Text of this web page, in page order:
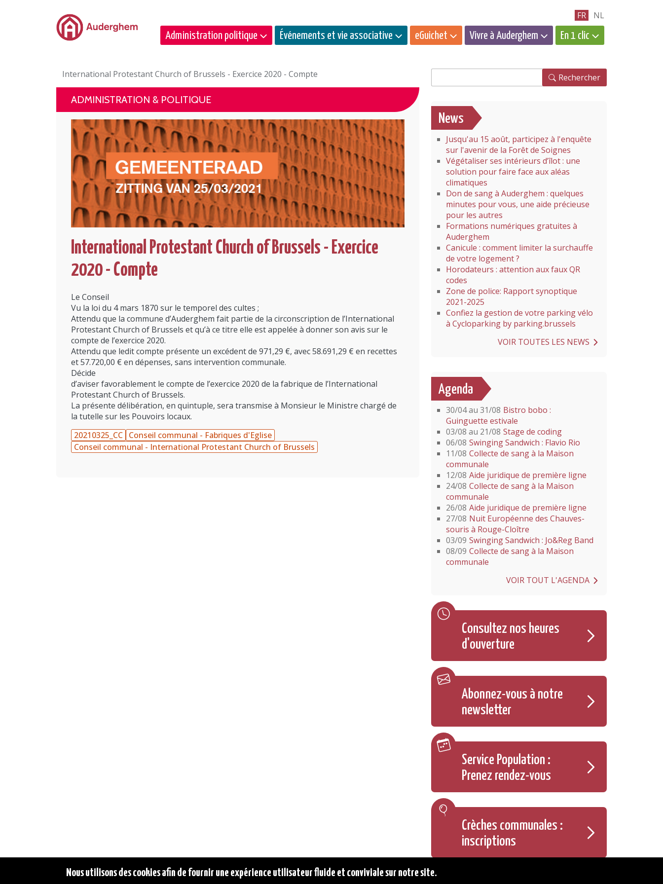
Passer au contenu principal FR NL
Administration politique Événements et vie associative eGuichet Vivre à Auderghem En 1 clic
International Protestant Church of Brussels - Exercice 2020 - Compte
ADMINISTRATION & POLITIQUE
International Protestant Church of Brussels - Exercice
2020 - Compte
Le Conseil
Vu la loi du 4 mars 1870 sur le temporel des cultes ;
Attendu que la commune d’Auderghem fait partie de la circonscription de l’International
Protestant Church of Brussels et qu’à ce titre elle est appelée à donner son avis sur le
compte de l’exercice 2020.
Attendu que ledit compte présente un excédent de 971,29 €, avec 58.691,29 € en recettes
et 57.720,00 € en dépenses, sans intervention communale.
Décide
d’aviser favorablement le compte de l’exercice 2020 de la fabrique de l’International
Protestant Church of Brussels.
La présente délibération, en quintuple, sera transmise à Monsieur le Ministre chargé de
la tutelle sur les Pouvoirs locaux.
20210325_CC Conseil communal - Fabriques d'Eglise
Conseil communal - International Protestant Church of Brussels
Rechercher
News
Jusqu'au 15 août, participez à l'enquête
sur l'avenir de la Forêt de Soignes
Végétaliser ses intérieurs d’îlot : une
solution pour faire face aux aléas
climatiques
Don de sang à Auderghem : quelques
minutes pour vous, une aide précieuse
pour les autres
Formations numériques gratuites à
Auderghem
Canicule : comment limiter la surchauffe
de votre logement ?
Horodateurs : attention aux faux QR
codes
Zone de police: Rapport synoptique
2021-2025
Confiez la gestion de votre parking vélo
à Cycloparking by parking.brussels
VOIR TOUTES LES NEWS
Agenda
30/04 au 31/08 Bistro bobo :
Guinguette estivale
03/08 au 21/08 Stage de coding
06/08 Swinging Sandwich : Flavio Rio
11/08 Collecte de sang à la Maison
communale
12/08 Aide juridique de première ligne
24/08 Collecte de sang à la Maison
communale
26/08 Aide juridique de première ligne
27/08 Nuit Européenne des Chauves-
souris à Rouge-Cloître
03/09 Swinging Sandwich : Jo&Reg Band
08/09 Collecte de sang à la Maison
communale
VOIR TOUT L'AGENDA
Consultez nos heures
d'ouverture
Abonnez-vous à notre
newsletter
Service Population :
Prenez rendez-vous
Crèches communales :
inscriptions
Nous utilisons des cookies afin de fournir une expérience utilisateur fluide et conviviale sur notre site.